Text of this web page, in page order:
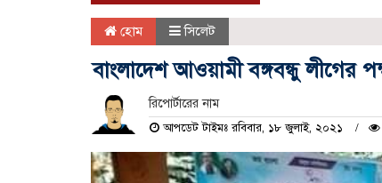
হোম সিলেট
বাংলাদেশ আওয়ামী বঙ্গবন্ধু লীগের
রিপোর্টারের নাম
আপডেট টাইমঃ রবিবার, ১৮ জুলাই, ২০২১